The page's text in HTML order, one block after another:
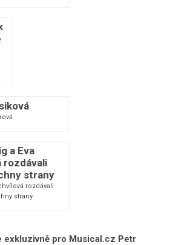
rozdávali
strany
exkluzivně pro Musical.cz Petr